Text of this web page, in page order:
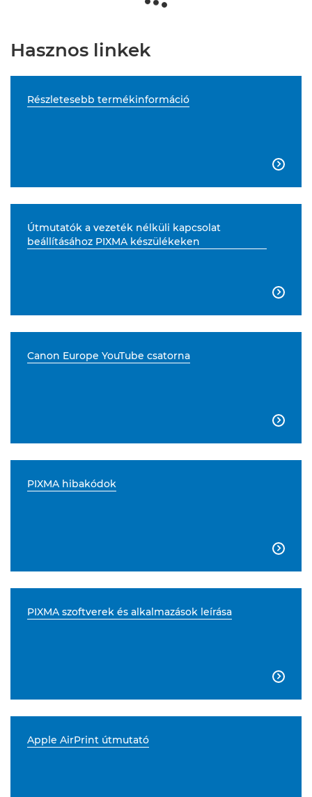
Hasznos linkek
Részletesebb termékinformáció

Útmutatók a vezeték nélküli kapcsolat
beállításához PIXMA készülékeken

Canon Europe YouTube csatorna

PIXMA hibakódok

PIXMA szoftverek és alkalmazások leírása

Apple AirPrint útmutató